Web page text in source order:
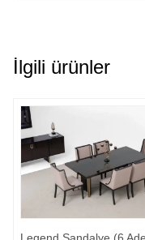
İlgili ürünler